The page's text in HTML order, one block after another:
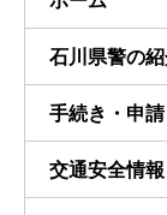
石川県警の
手続き・申請
交通安全情報